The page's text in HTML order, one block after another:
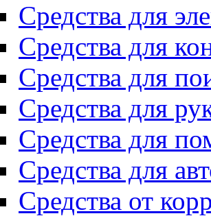
Средства для
Средства для
Средства для
Средства для
Средства для
Средства для
Средства от